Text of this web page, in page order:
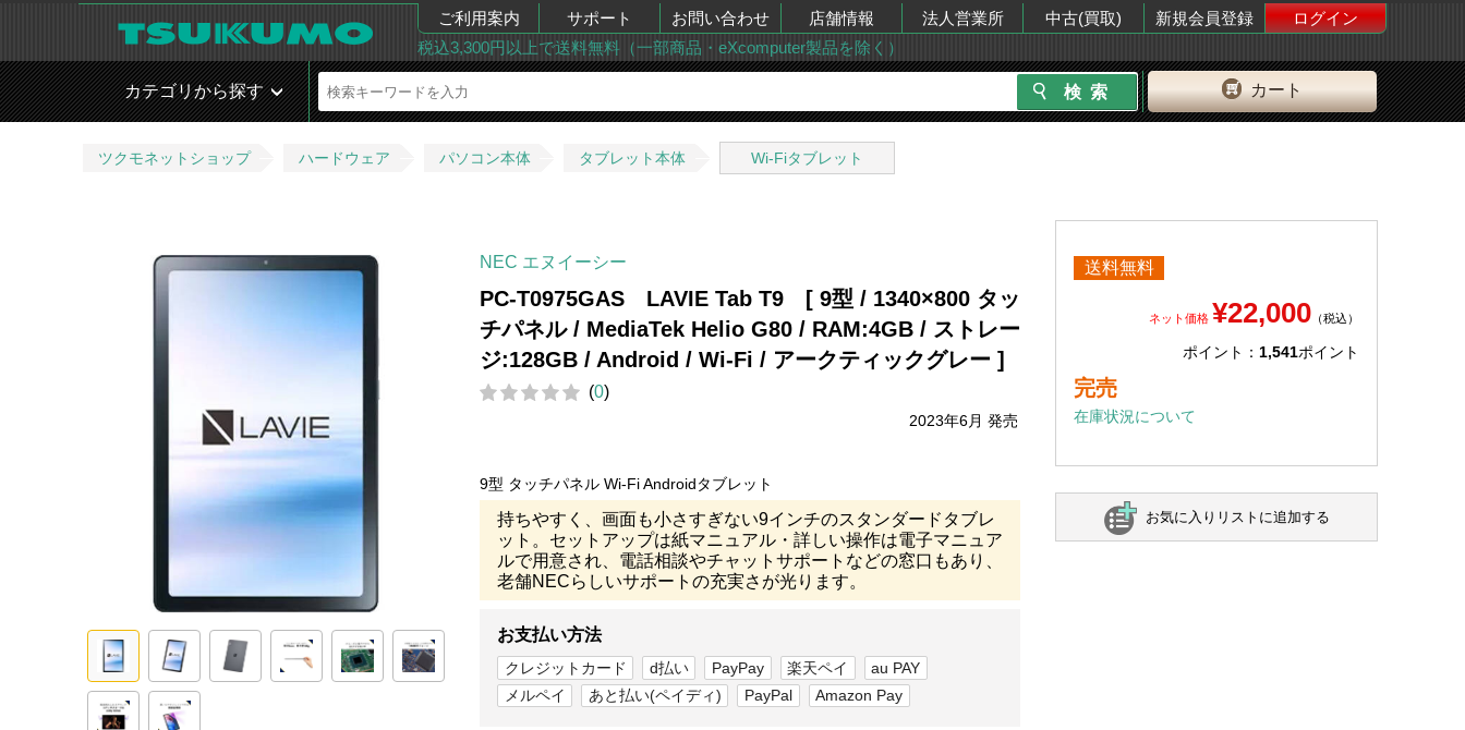
ご利用案内 サポート お問い合わせ 店舗情報 法人営業所 中古(買取) 新規会員登録
ログイン
税込3,300円以上で送料無料（一部商品・eXcomputer製品を除く）
カート
カテゴリから探す
ツクモネットショップ ハードウェア パソコン本体 タブレット本体 Wi-Fiタブレット
NEC エヌイーシー
PC-T0975GAS LAVIE Tab T9 [ 9型 / 1340×800 タッ
チパネル / MediaTek Helio G80 / RAM:4GB / ストレー
ジ:128GB / Android / Wi-Fi / アークティックグレー ]
(0)
2023年6月 発売
9型 タッチパネル Wi-Fi Androidタブレット
持ちやすく、画面も小さすぎない9インチのスタンダードタブレ
ット。セットアップは紙マニュアル・詳しい操作は電子マニュア
ルで用意され、電話相談やチャットサポートなどの窓口もあり、
老舗NECらしいサポートの充実さが光ります。
お支払い方法
クレジットカード d払い PayPay 楽天ペイ
au PAY
メルペイ
あと払い(ペイディ) PayPal Amazon Pay
送料無料
ネット価格 ¥22,000 （税込）
ポイント： 1,541ポイント
完売
在庫状況について
お気に入りリストに追加する